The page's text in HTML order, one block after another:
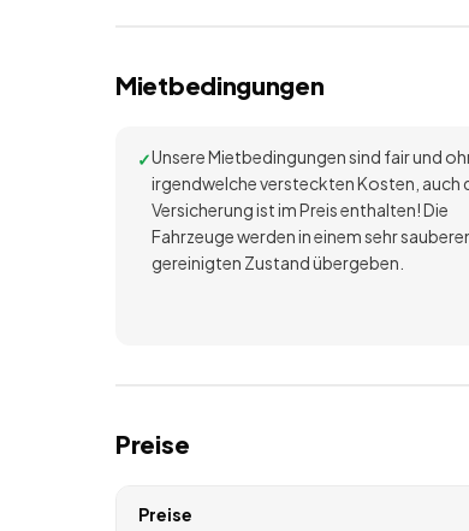
Mietbedingungen
Unsere Mietbedingungen sind fair und
irgendwelche versteckten Kosten, auch
Versicherung ist im Preis enthalten! Die
Fahrzeuge werden in einem sehr
gereinigten Zustand übergeben.
Preise
Preise